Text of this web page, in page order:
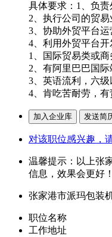
具体要求：1、负责
2、执行公司的贸
3、协助外贸平台
4、利用外贸平台开
1、国际贸易类或商
2、有阿里巴巴国
3、英语流利，六级
4、肯吃苦耐劳，
对该职位感兴趣，
温馨提示：以上张
信息，效果会更好
张家港市派玛包装
职位名称
工作地址